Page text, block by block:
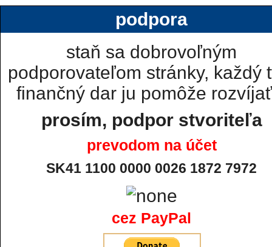
podpora
staň sa dobrovoľným
podporovateľom stránky, každý
finančný dar ju pomôže
prosím, podpor stvoriteľa
prevodom na účet
SK41 1100 0000 0026 1872 7972
cez PayPal